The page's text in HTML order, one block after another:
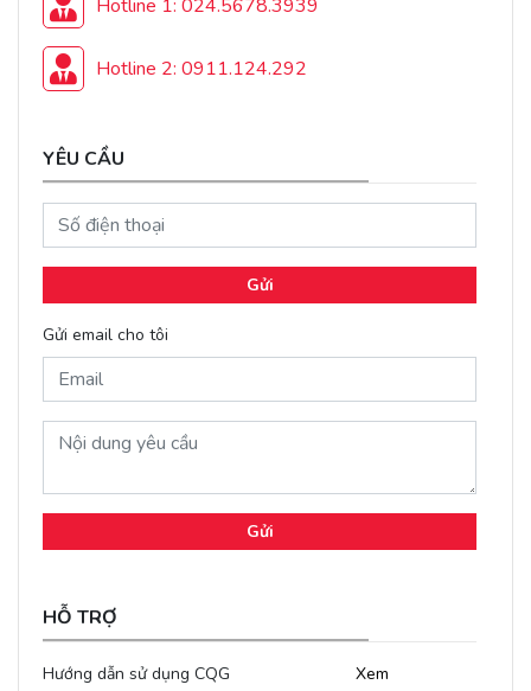
Hotline 1: 024.5678.3939
Hotline 2: 0911.124.292
YÊU CẦU
Gửi
Gửi email cho tôi
Gửi
HỖ TRỢ
Hướng dẫn sử dụng CQG
Xem